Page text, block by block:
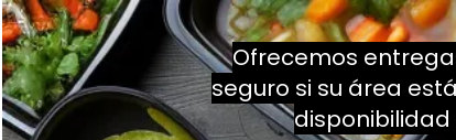
Ofrecemos
seguro si su área
disponibilidad